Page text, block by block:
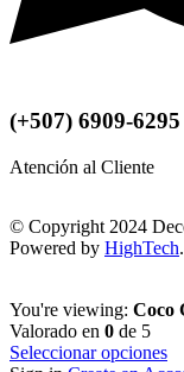
(+507) 6909-6295
Atención al Cliente
© Copyright 2024
Powered by HighTech.
You're viewing: Coco
Valorado en 0 de 5
Seleccionar opciones